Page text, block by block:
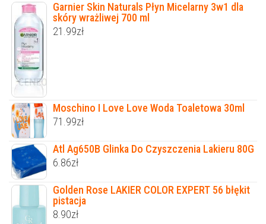
Garnier Skin Naturals Płyn Micelarny 3w1 dla
skóry wrażliwej 700 ml
21.99zł
Moschino I Love Love Woda Toaletowa 30ml
71.99zł
Atl Ag650B Glinka Do Czyszczenia Lakieru 80G
6.86zł
Golden Rose LAKIER COLOR EXPERT 56 błękit
pistacja
8.90zł